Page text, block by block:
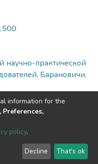
практической
Барановичи,
2002-2026
End User
Agreement
Send
Feedback
information for the
policy.
Decline That's ok